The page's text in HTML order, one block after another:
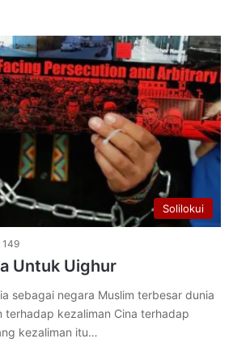
Solilokui
149
Untuk Uighur
sebagai negara Muslim terbesar dunia
terhadap kezaliman Cina terhadap
kezaliman itu…